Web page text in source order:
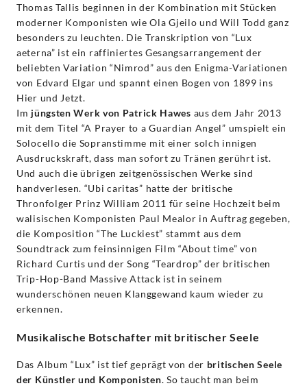
Thomas Tallis beginnen in der Kombination mit Stücken
moderner Komponisten wie Ola Gjeilo und Will Todd ganz
besonders zu leuchten. Die Transkription von “Lux
aeterna” ist ein raffiniertes Gesangsarrangement der
beliebten Variation “Nimrod” aus den Enigma-Variationen
von Edvard Elgar und spannt einen Bogen von 1899 ins
Hier und Jetzt.
Im jüngsten Werk von Patrick Hawes aus dem Jahr 2013
mit dem Titel “A Prayer to a Guardian Angel” umspielt ein
Solocello die Sopranstimme mit einer solch innigen
Ausdruckskraft, dass man sofort zu Tränen gerührt ist.
Und auch die übrigen zeitgenössischen Werke sind
handverlesen. “Ubi caritas” hatte der britische
Thronfolger Prinz William 2011 für seine Hochzeit beim
walisischen Komponisten Paul Mealor in Auftrag gegeben,
die Komposition “The Luckiest” stammt aus dem
Soundtrack zum feinsinnigen Film “About time” von
Richard Curtis und der Song “Teardrop” der britischen
Trip-Hop-Band Massive Attack ist in seinem
wunderschönen neuen Klanggewand kaum wieder zu
erkennen.
Musikalische Botschafter mit britischer Seele
Das Album “Lux” ist tief geprägt von der britischen Seele
der Künstler und Komponisten. So taucht man beim